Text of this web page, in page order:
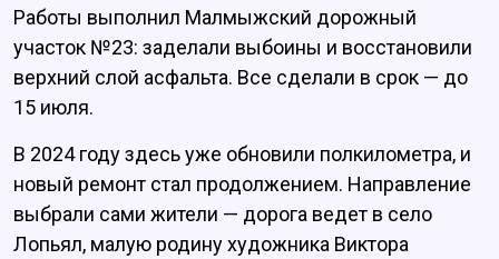
Работы выполнил Малмыжский дорожный
участок №23: заделали выбоины и восстановили
верхний слой асфальта. Все сделали в срок — до
15 июля.
В 2024 году здесь уже обновили полкилометра, и
новый ремонт стал продолжением. Направление
выбрали сами жители — дорога ведет в село
Лопьял, малую родину художника Виктора